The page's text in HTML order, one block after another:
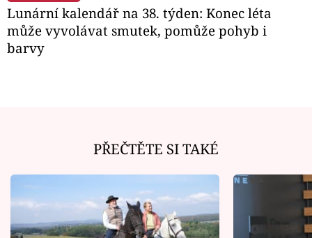
Lunární kalendář na 38. týden: Konec léta
může vyvolávat smutek, pomůže pohyb i
barvy
PŘEČTĚTE SI TAKÉ